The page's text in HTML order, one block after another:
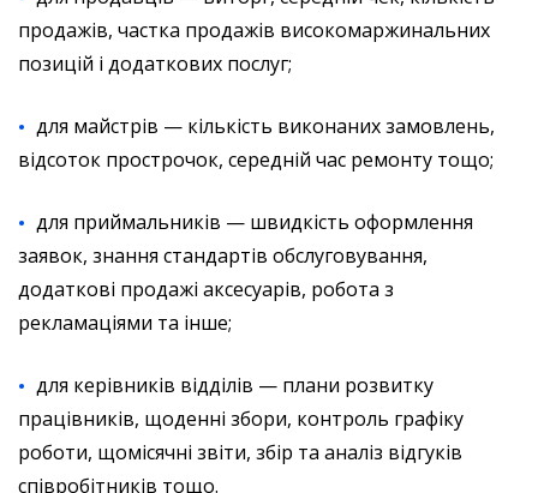
продажів, частка продажів високомаржинальних
позицій і додаткових послуг;
для майстрів — кількість виконаних замовлень,
відсоток прострочок, середній час ремонту тощо;
для приймальників — швидкість оформлення
заявок, знання стандартів обслуговування,
додаткові продажі аксесуарів, робота з
рекламаціями та інше;
для керівників відділів — плани розвитку
працівників, щоденні збори, контроль графіку
роботи, щомісячні звіти, збір та аналіз відгуків
співробітників тощо.